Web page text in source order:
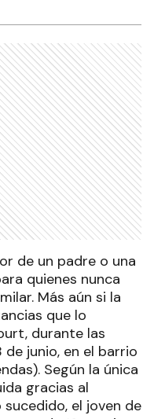
de un padre o una
quienes nunca
Más aún si la
que lo
durante las
junio, en el barrio
Según la única
gracias al
el joven de